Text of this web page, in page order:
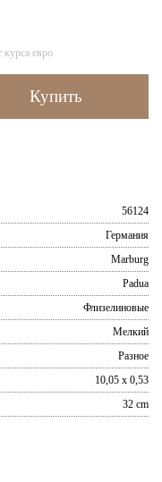
евро
56124
Германия
Marburg
Padua
Флизелиновые
Мелкий
Разное
10,05 x 0,53
32 cm